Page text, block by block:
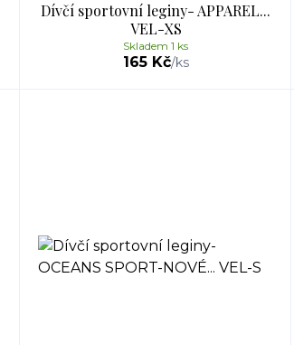
Dívčí sportovní leginy- APPAREL...
VEL-XS
165 Kč/ks
Skladem 1 ks